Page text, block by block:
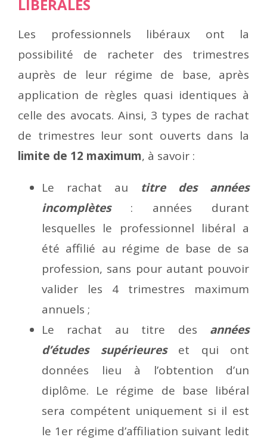
LIBÉRALES
Les professionnels libéraux ont la
possibilité de racheter des trimestres
auprès de leur régime de base, après
application de règles quasi identiques à
celle des avocats. Ainsi, 3 types de rachat
de trimestres leur sont ouverts dans la
limite de 12 maximum, à savoir :
Le rachat au titre des années
incomplètes: années durant
lesquelles le professionnel libéral a
été affilié au régime de base de sa
profession, sans pour autant pouvoir
valider les 4 trimestres maximum
annuels ;
Le rachat au titre des années
d’études supérieureset qui ont
données lieu à l’obtention d’un
diplôme. Le régime de base libéral
sera compétent uniquement si il est
le 1er régime d’affiliation suivant ledit